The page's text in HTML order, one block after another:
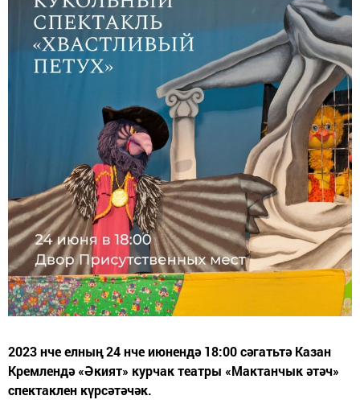
2023 нче елның 24 нче июнендә 18:00 сәгатьтә Казан
Кремлендә «Әкият» курчак театры «Мактанчык әтәч»
спектаклен күрсәтәчәк.